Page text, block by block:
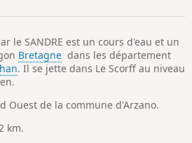
le SANDRE est un cours d'eau et un
Bretagne dans les département
. Il se jette dans Le Scorff au niveau
Ouest de la commune d'Arzano.
km.